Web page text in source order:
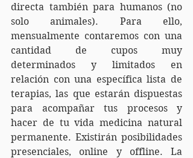
directa también para humanos (no
solo animales). Para ello,
mensualmente contaremos con una
cantidad de cupos muy
determinados y limitados en
relación con una específica lista de
terapias, las que estarán dispuestas
para acompañar tus procesos y
hacer de tu vida medicina natural
permanente. Existirán posibilidades
presenciales, online y offline. La